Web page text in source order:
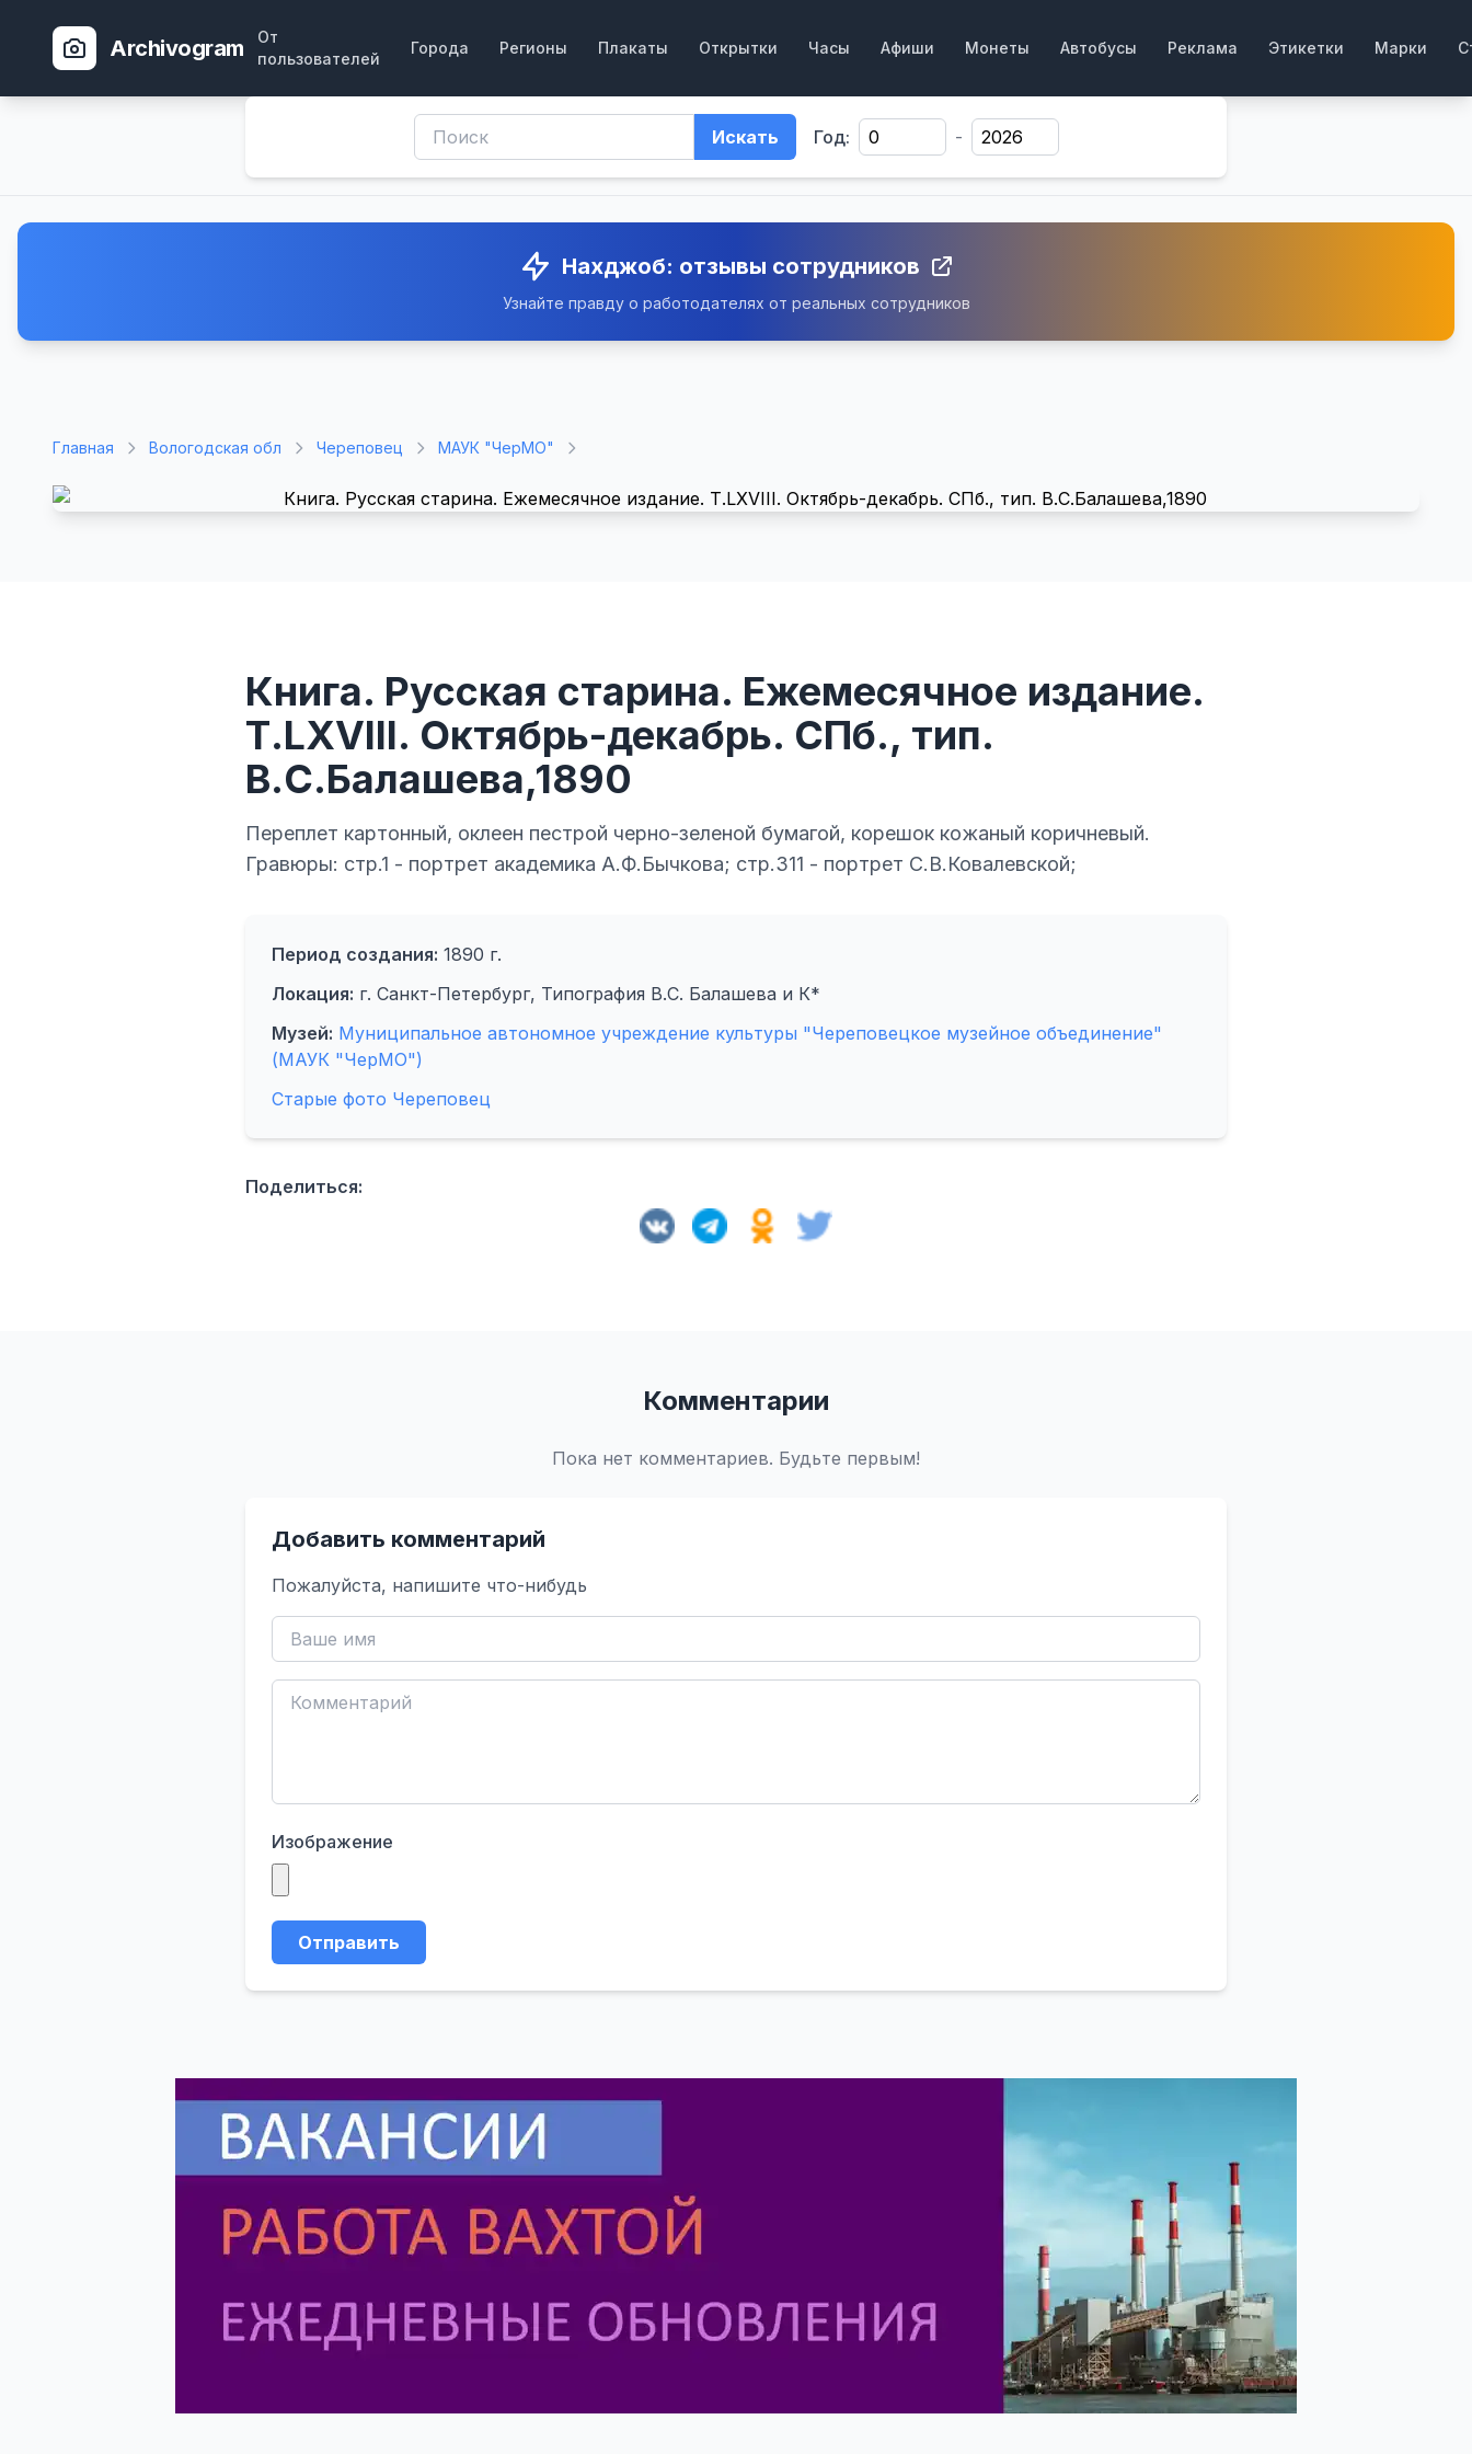
Archivogram
От
пользователей
Города Регионы Плакаты Открытки Часы Афиши Монеты Автобусы Реклама Этикетки Марки
Искать Год: -
Нахджоб: отзывы сотрудников
Узнайте правду о работодателях от реальных сотрудников
Главная Вологодская обл Череповец МАУК "ЧерМО"
Книга. Русская старина. Ежемесячное издание.
Т.LXVIII. Октябрь-декабрь. СПб., тип.
В.С.Балашева,1890
Переплет картонный, оклеен пестрой черно-зеленой бумагой, корешок кожаный коричневый.
Гравюры: стр.1 - портрет академика А.Ф.Бычкова; стр.311 - портрет С.В.Ковалевской;
Период создания: 1890 г.
Локация: г. Санкт-Петербург, Типография В.С. Балашева и К*
Музей: Муниципальное автономное учреждение культуры "Череповецкое музейное объединение"
(МАУК "ЧерМО")
Старые фото Череповец
Поделиться:
Комментарии
Пока нет комментариев. Будьте первым!
Добавить комментарий
Пожалуйста, напишите что-нибудь
Изображение
Отправить